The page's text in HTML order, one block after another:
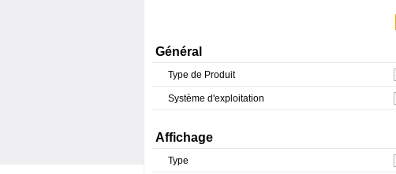
Général
Type de Produit
Système d'exploitation
Affichage
Type